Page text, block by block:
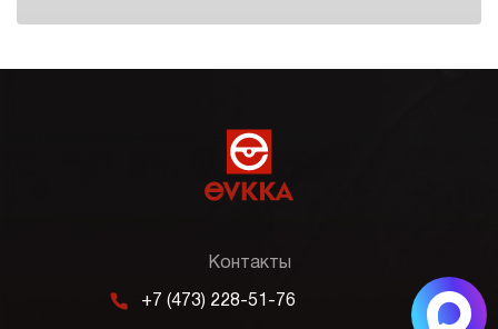
Контакты
m +7 (473) 228-51-76